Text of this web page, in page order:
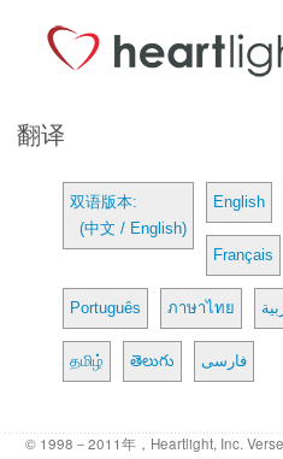
翻译
双语版本:
(中文 / English)
English
Français
Português ภาษาไทย
தமிழ் తెలుగు فارسی
© 1998－2011年，Heartlight, Inc.